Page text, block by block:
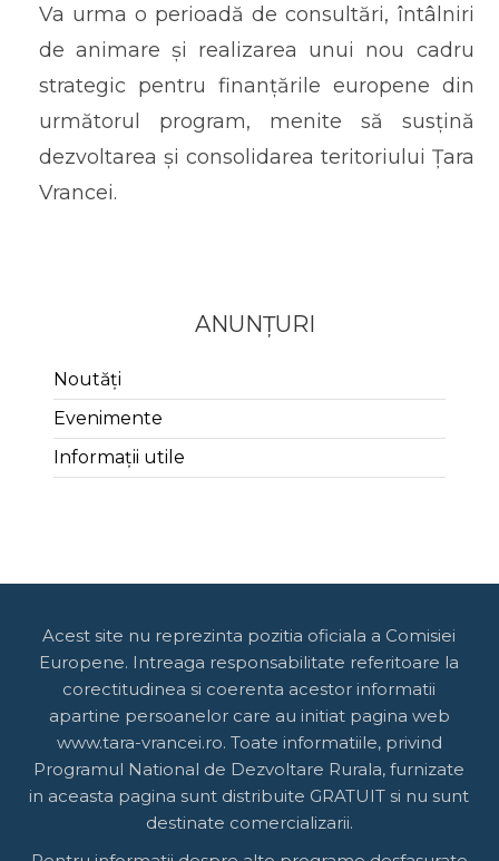
Va urma o perioadă de consultări, întâlniri
de animare și realizarea unui nou cadru
strategic pentru finanțările europene din
următorul program, menite să susțină
dezvoltarea și consolidarea teritoriului Țara
Vrancei.
ANUNȚURI
Noutăți
Evenimente
Informații utile
Acest site nu reprezinta pozitia oficiala a Comisiei
Europene. Intreaga responsabilitate referitoare la
corectitudinea si coerenta acestor informatii
apartine persoanelor care au initiat pagina web
www.tara-vrancei.ro. Toate informatiile, privind
Programul National de Dezvoltare Rurala, furnizate
in aceasta pagina sunt distribuite GRATUIT si nu sunt
destinate comercializarii.